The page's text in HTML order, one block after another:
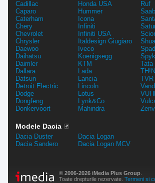
Cadillac
Caparo
Caterham
Chery
Chevrolet
Chrysler
Daewoo
Daihatsu
Daimler
Dallara
Datsun
Detroit Electric
Dodge
Dongfeng
Donkervoort
Honda USA
Hummer
Icona
Infiniti
Infiniti USA
Italdesign Giugiaro
Iveco
Koenigsegg
KTM
Lada
Lancia
Lincoln
Lotus
Lynk&Co
Mahindra
Ruf
Saab
Tata
TVR
Modele Dacia
Dacia Duster
Dacia Sandero
Dacia Logan
Dacia Logan MCV
© 2006-2026 iMedia Plus Group
Toate drepturile rezervate. Termeni si